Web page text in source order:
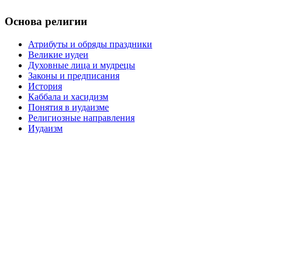
Основа религии
Атрибуты и обряды праздники
Великие иудеи
Духовные лица и мудрецы
Законы и предписания
История
Каббала и хасидизм
Понятия в иудаизме
Религиозные направления
Иудаизм